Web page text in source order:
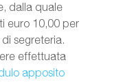
dalla quale
euro 10,00 per
segreteria.
effettuata
apposito